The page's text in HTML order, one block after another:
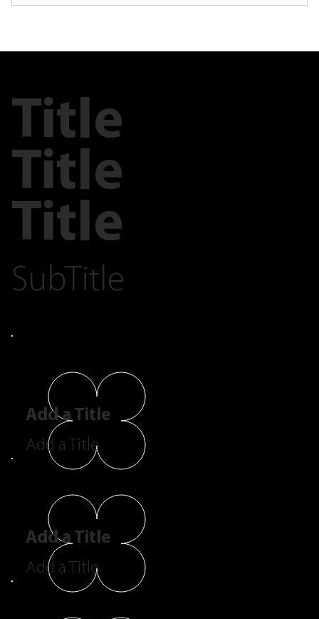
Title
Title
Title
SubTitle
Add a Title
Add a Title
Add a Title
Add a Title